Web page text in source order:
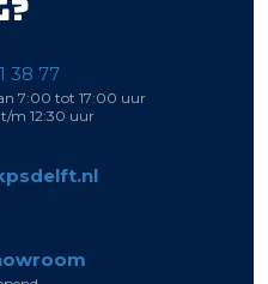
38 77
7:00 tot 17:00 uur
m 12:30 uur